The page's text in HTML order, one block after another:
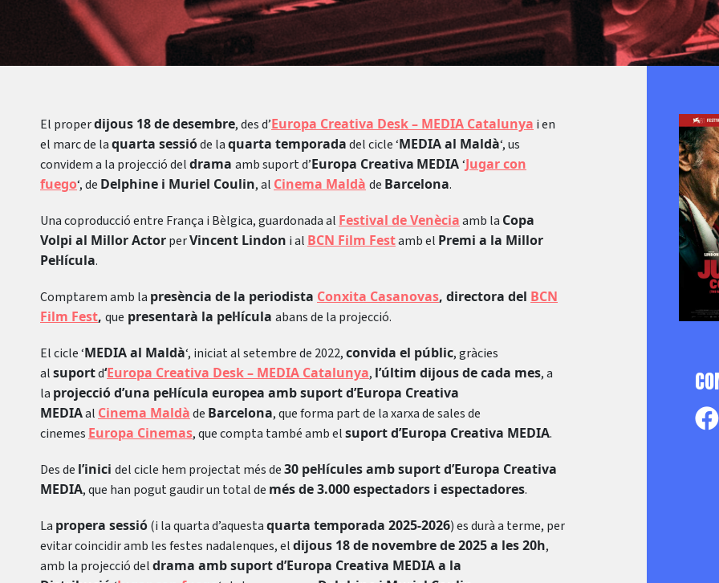
El properdijous 18 de desembre, des d’Europa Creativa Desk – MEDIA Catalunya i en
el marc de laquarta sessióde laquarta temporadadel cicle ‘MEDIA al Maldà‘, us
convidem a la projecció deldrama amb suport d’Europa Creativa MEDIA‘Jugar con
fuego‘, de Delphine i Muriel Coulin, al Cinema Maldà de Barcelona.
Una coproducció entre França i Bèlgica, guardonada al Festival de Venèciaamb la Copa
Volpi al Millor ActorperVincent Lindon i al BCN Film Festamb el Premi a la Millor
Pel·lícula.
Comptarem amb la presència de la periodista Conxita Casanovas, directora del BCN
Film Fest, que presentarà la pel·lícula abans de la projecció.
El cicle ‘MEDIA al Maldà‘, iniciat al setembre de 2022,convida el públic, gràcies
alsuportd‘Europa Creativa Desk – MEDIA Catalunya, l’últim dijous de cada mes, a
la projecció d’una pel·lícula europea amb suport d’Europa Creativa
MEDIAal Cinema Maldàde Barcelona, que forma part de la xarxa de sales de
cinemes Europa Cinemas, que compta també amb elsuport d’Europa Creativa MEDIA.
Des de l’inici del cicle hem projectat més de30 pel·lícules amb suport d’Europa Creativa
MEDIA, que han pogut gaudir un total de més de 3.000 espectadors i espectadores.
La propera sessió(i la quarta d’aquestaquarta temporada 2025-2026) es durà a terme, per
evitar coincidir amb les festes nadalenques, eldijous 18 de novembre de 2025 a les 20h,
amb la projecció deldrama amb suport d’Europa Creativa MEDIA a la